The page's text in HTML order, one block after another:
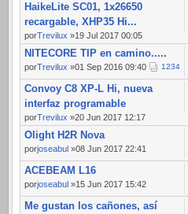
HaikeLite SC01, 1x26650
recargable, XHP35 Hi...
porTrevilux »19 Jul 2017 00:05
NITECORE TIP en camino.....
porTrevilux »01 Sep 2016 09:40 1234
Convoy C8 XP-L Hi, nueva
interfaz programable
porTrevilux »20 Jun 2017 12:17
Olight H2R Nova
porjoseabul »08 Jun 2017 22:41
ACEBEAM L16
porjoseabul »15 Jun 2017 15:42
Me gustan los cañones, así